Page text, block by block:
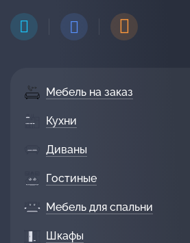
Мебель на заказ
Кухни
Диваны
Гостиные
Мебель для спальни
Шкафы